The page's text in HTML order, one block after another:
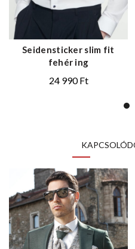
Seidensticker slim fit
fehér ing
24 990Ft